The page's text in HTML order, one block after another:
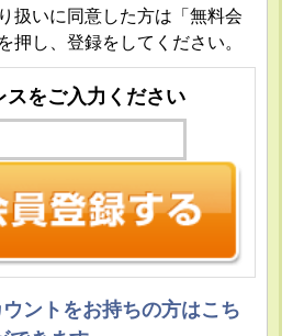
扱いに同意した方は「無料会
押し、登録をしてください。
スをご入力ください
ントをお持ちの方はこち